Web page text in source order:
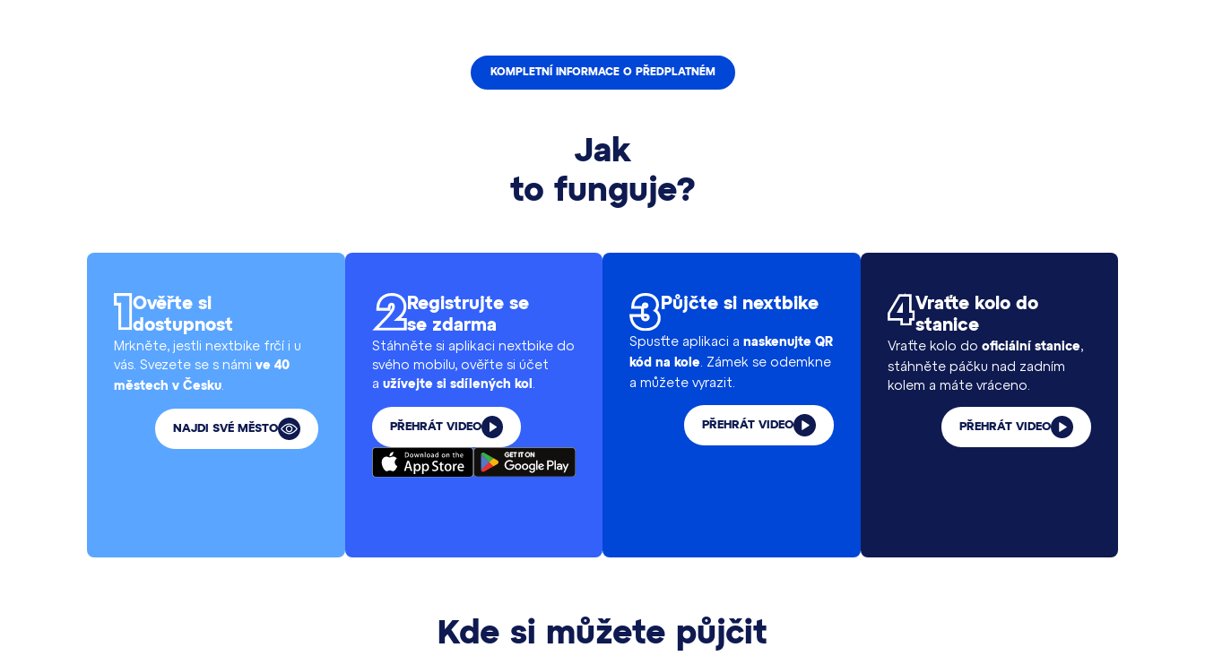
KOMPLETNÍ INFORMACE O PŘEDPLATNÉM
Jak
to funguje?
Ověřte si
dostupnost
Mrkněte, jestli nextbike frčí i u
vás. Svezete se s námi ve 40
městech v Česku
NAJDI SVÉ MĚSTO
Registrujte se
se zdarma
Stáhněte si aplikaci nextbike do
svého mobilu, ověřte si účet
a užívejte si sdílených kol
PŘEHRÁT VIDEO
Půjčte si nextbike
Spusťte aplikaci a naskenujte QR
kód na kole. Zámek se odemkne
a můžete vyrazit.
PŘEHRÁT VIDEO
Vraťte kolo do
stanice
Vraťte kolo do oficiální stanice,
stáhněte páčku nad zadním
kolem a máte vráceno.
PŘEHRÁT VIDEO
Kde si můžete půjčit